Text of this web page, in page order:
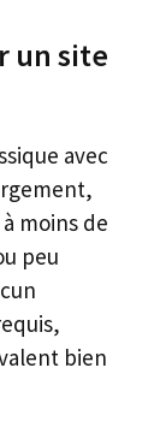
un site
avec
moins de
peu
bien